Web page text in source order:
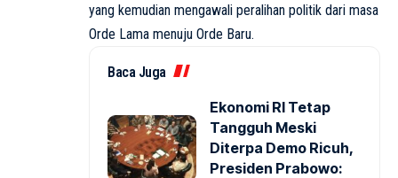
yang kemudian mengawali peralihan politik dari masa
Orde Lama menuju Orde Baru.
Baca Juga
Ekonomi RI Tetap
Tangguh Meski
Diterpa Demo Ricuh,
Presiden Prabowo: